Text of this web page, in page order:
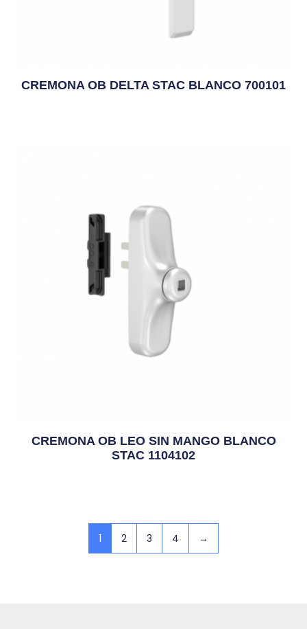
CREMONA OB DELTA STAC BLANCO 700101
CREMONA OB LEO SIN MANGO BLANCO
STAC 1104102
1 2 3 4 →